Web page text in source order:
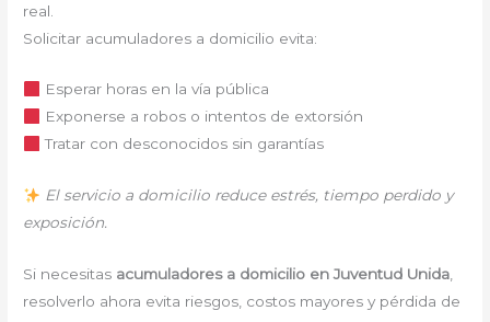
real.
Solicitar acumuladores a domicilio evita:
Esperar horas en la vía pública
Exponerse a robos o intentos de extorsión
Tratar con desconocidos sin garantías
El servicio a domicilio reduce estrés, tiempo perdido y
exposición.
Si necesitas acumuladores a domicilio en Juventud Unida
resolverlo ahora evita riesgos, costos mayores y pérdida de